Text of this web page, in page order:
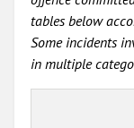
tables below
Some incidents
in multiple